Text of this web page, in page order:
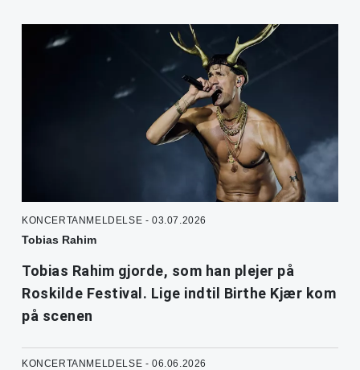
KONCERTANMELDELSE - 03.07.2026
Tobias Rahim
Tobias Rahim gjorde, som han plejer på
Roskilde Festival. Lige indtil Birthe Kjær kom
på scenen
KONCERTANMELDELSE - 06.06.2026